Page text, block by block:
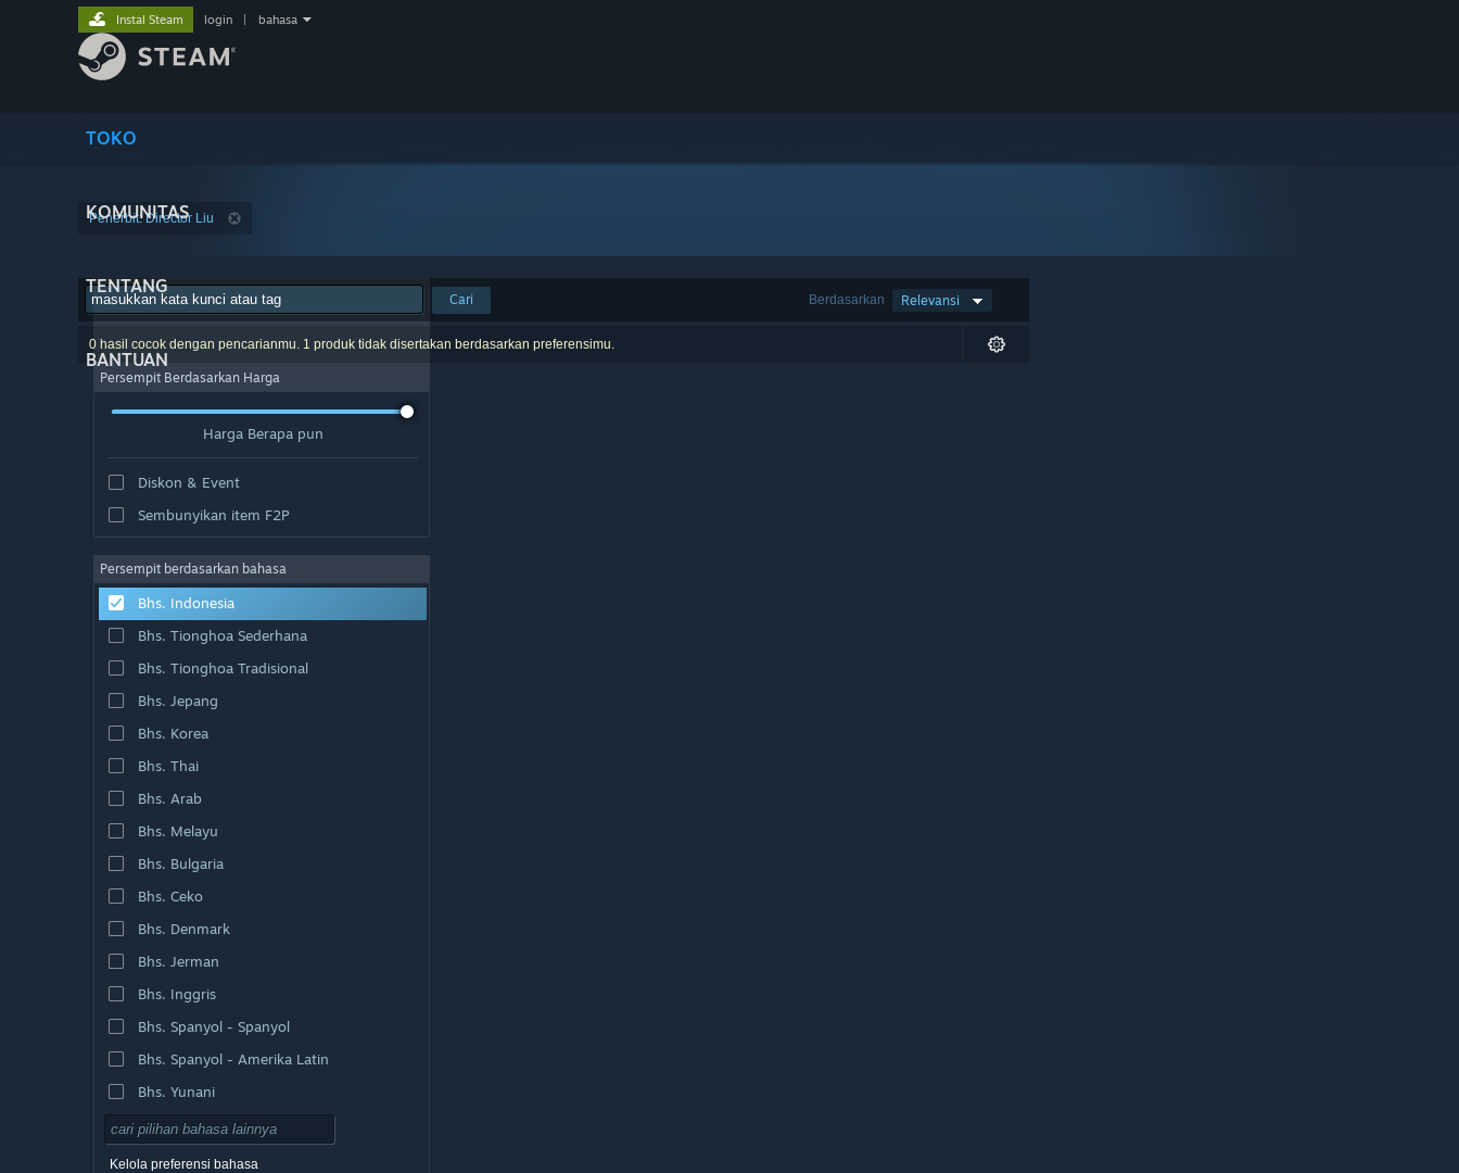
TOKO
KOMUNITAS
TENTANG
BANTUAN
Instal Steam login bahasa
Penerbit: Director Liu
Berdasarkan Relevansi
Cari
0 hasil cocok dengan pencarianmu. 1 produk tidak disertakan berdasarkan preferensimu.
Persempit Berdasarkan Harga
Harga Berapa pun
Diskon & Event
Sembunyikan item F2P
Persempit berdasarkan bahasa
Bhs. Indonesia
Bhs. Tionghoa Sederhana
Bhs. Tionghoa Tradisional
Bhs. Jepang
Bhs. Korea
Bhs. Thai
Bhs. Arab
Bhs. Melayu
Bhs. Bulgaria
Bhs. Ceko
Bhs. Denmark
Bhs. Jerman
Bhs. Inggris
Bhs. Spanyol - Spanyol
Bhs. Spanyol - Amerika Latin
Bhs. Yunani
Kelola preferensi bahasa